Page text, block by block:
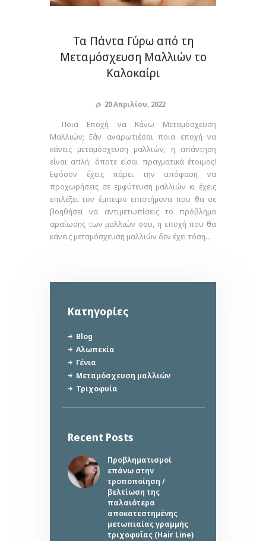
Τα Πάντα Γύρω από τη
Μεταμόσχευση Μαλλιών το
Καλοκαίρι
20 Απριλίου, 2022
Ποια Εποχή να Κάνω Μεταμόσχευση
Μαλλιών; Εάν αναρωτιέσαι ποια εποχή να
κάνεις μεταμόσχευση μαλλιών, η απάντηση
είναι απλή: όποτε είσαι πραγματικά έτοιμος!
Εφόσον έχεις πάρει την απόφαση να
προχωρήσεις σε εμφύτευση μαλλιών κι έχεις
επιλέξει τον έμπειρο επιστήμονα που θα σε
βοηθήσει να αντιμετωπίσεις το πρόβλημα
αραίωσης των μαλλιών σου, η εποχή που θα
κάνεις μεταμόσχευση μαλλιών δεν έχει τόση…
Kατηγορίες
Blog
Αλωπεκία
Γένια
Μεταμόσχευση μαλλιών
Τριχοφυία
Recent Posts
Προβληματισμοί
επάνω στην
τροποποίηση /
βελτίωση της
παλαιότερα
αποκατεστημένης
μετωπιαίας γραμμής
τριχοφυΐας (Hair Line)